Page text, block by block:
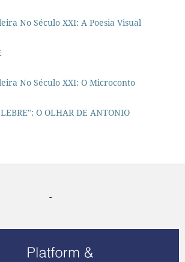
No Século XXI: A Poesia Visual
No Século XXI: O Microconto
O OLHAR DE ANTONIO
-